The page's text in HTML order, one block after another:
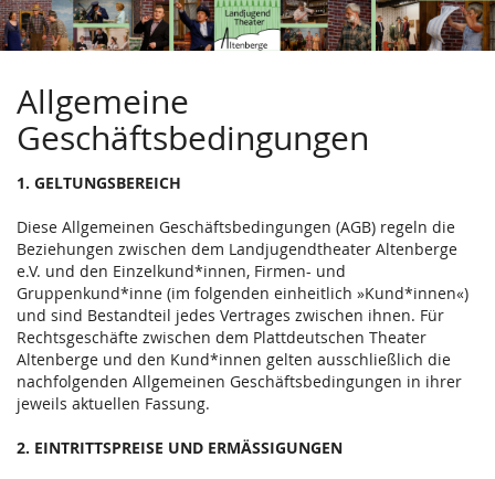
Zum
Haupt-
springen
Allgemeine
Geschäftsbedingungen
1. GELTUNGSBEREICH
Diese Allgemeinen Geschäftsbedingungen (AGB) regeln die
Beziehungen zwischen dem Landjugendtheater Altenberge
e.V. und den Einzelkund*innen, Firmen- und
Gruppenkund*inne (im folgenden einheitlich »Kund*innen«)
und sind Bestandteil jedes Vertrages zwischen ihnen. Für
Rechtsgeschäfte zwischen dem Plattdeutschen Theater
Altenberge und den Kund*innen gelten ausschließlich die
nachfolgenden Allgemeinen Geschäftsbedingungen in ihrer
jeweils aktuellen Fassung.
2. EINTRITTSPREISE UND ERMÄSSIGUNGEN